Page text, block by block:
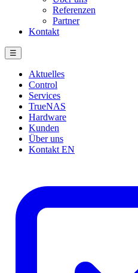
Referenzen
Partner
Kontakt
☰
Aktuelles
Control
Services
TrueNAS
Hardware
Kunden
Über uns
Kontakt EN